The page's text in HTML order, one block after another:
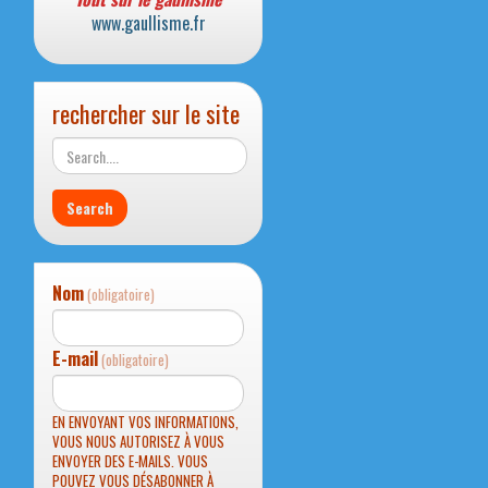
www.gaullisme.fr
rechercher sur le site
Nom(obligatoire)
E-mail(obligatoire)
EN ENVOYANT VOS INFORMATIONS,
VOUS NOUS AUTORISEZ À VOUS
ENVOYER DES E-MAILS. VOUS
POUVEZ VOUS DÉSABONNER À